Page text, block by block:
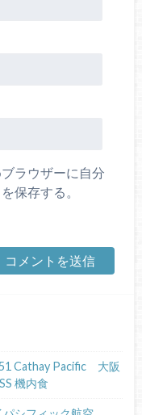
ラウザーに自分
保存する。
Cathay Pacific 大阪
機内食